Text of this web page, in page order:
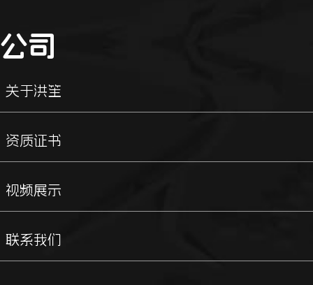
公司
关于洪笙
资质证书
视频展示
联系我们